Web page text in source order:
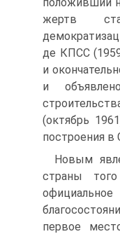
жертв
де КПСС
и
и
(октябрь
построения в
Новым
страны
официальное
первое